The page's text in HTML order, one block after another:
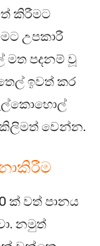
කිරීමට
උපකාරී
පදනම් වූ
ඉවත් කර
වෙන්න.
ක් වත් පානය
නමුත්